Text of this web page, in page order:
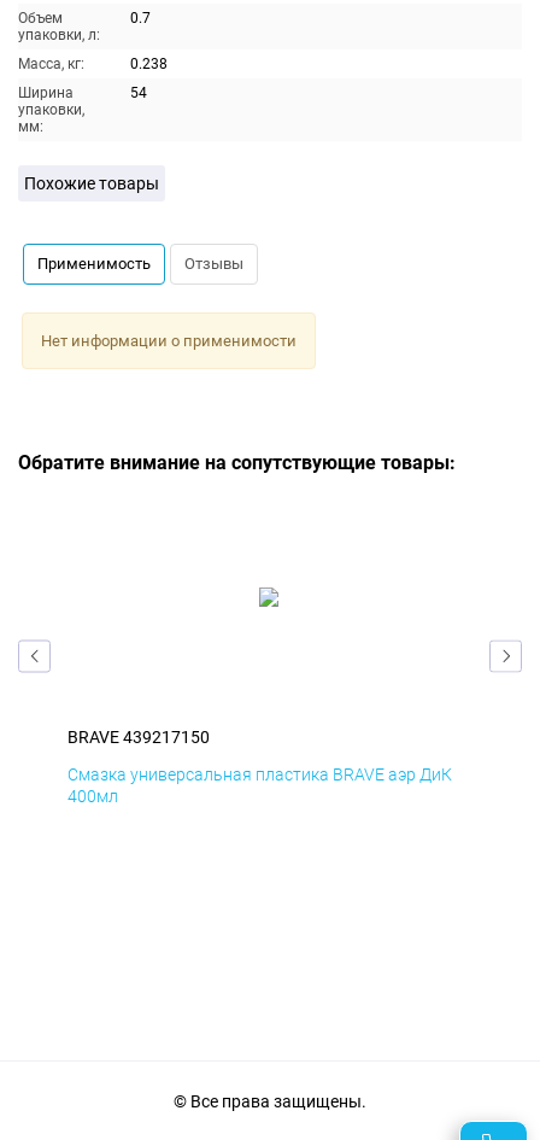
Объем
упаковки, л:
0.7
Масса, кг:
0.238
Ширина
упаковки,
мм:
54
Похожие товары
Применимость Отзывы
Нет информации о применимости
Обратите внимание на сопутствующие товары:
BRAVE 439217150
Смазка универсальная пластика BRAVE аэр ДиК
400мл
© Все права защищены.